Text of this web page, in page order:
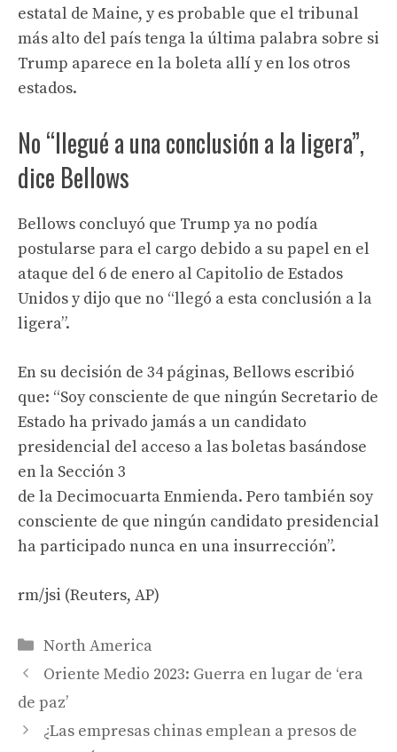
estatal de Maine, y es probable que el tribunal
más alto del país tenga la última palabra sobre si
Trump aparece en la boleta allí y en los otros
estados.
No “llegué a una conclusión a la ligera”,
dice Bellows
Bellows concluyó que Trump ya no podía
postularse para el cargo debido a su papel en el
ataque del 6 de enero al Capitolio de Estados
Unidos y dijo que no “llegó a esta conclusión a la
ligera”.
En su decisión de 34 páginas, Bellows escribió
que: “Soy consciente de que ningún Secretario de
Estado ha privado jamás a un candidato
presidencial del acceso a las boletas basándose
en la Sección 3
de la Decimocuarta Enmienda. Pero también soy
consciente de que ningún candidato presidencial
ha participado nunca en una insurrección”.
rm/jsi (Reuters, AP)
Categories
North America
Oriente Medio 2023: Guerra en lugar de ‘era
de paz’
¿Las empresas chinas emplean a presos de